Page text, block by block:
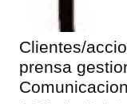
Clientes/
prensa